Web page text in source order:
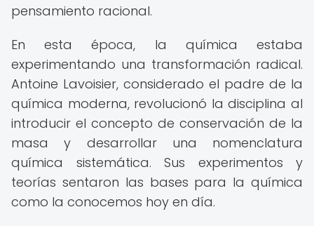
pensamiento racional.
En esta época, la química estaba
experimentando una transformación radical.
Antoine Lavoisier, considerado el padre de la
química moderna, revolucionó la disciplina al
introducir el concepto de conservación de la
masa y desarrollar una nomenclatura
química sistemática. Sus experimentos y
teorías sentaron las bases para la química
como la conocemos hoy en día.